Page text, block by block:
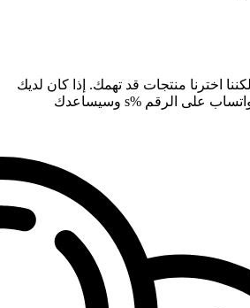
اخترنا منتجات قد تهمك. إذا كان لديك
طلب محدد، راسلنا عبر واتساب على الرقم %s وسيساعدك